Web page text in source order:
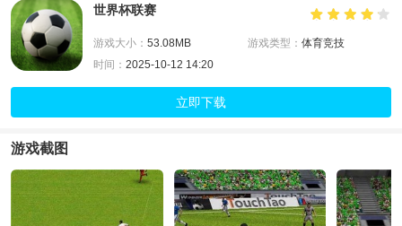
世界杯联赛
游戏大小： 53.08MB 游戏类型： 体育竞技
时间： 2025-10-12 14:20
立即下载
游戏截图